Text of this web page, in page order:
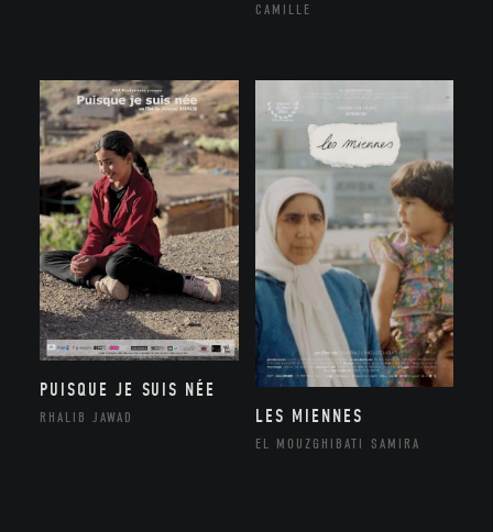
CAMILLE
PUISQUE JE SUIS NÉE
RHALIB JAWAD LES MIENNES
EL MOUZGHIBATI SAMIRA